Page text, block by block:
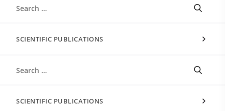
SCIENTIFIC PUBLICATIONS
SCIENTIFIC PUBLICATIONS